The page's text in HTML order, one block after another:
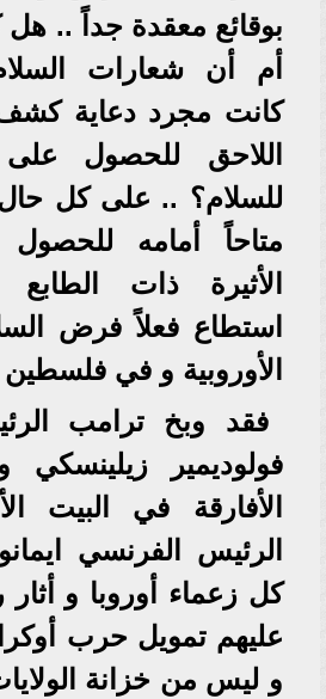
بوقائع معقدة جداً ..
أم أن شعارات
كانت مجرد دعاية
اللاحق للحصول
للسلام؟ .. على كل
متاحاً أمامه للحصول
الأثيرة ذات الطابع
استطاع فعلاً فرض
الأوروبية و في
فقد وبخ ترامب
فولوديمير زيلينسكي
الأفارقة في البيت
الرئيس الفرنسي
كل زعماء أوروبا و
عليهم تمويل حرب
و ليس من خزانة